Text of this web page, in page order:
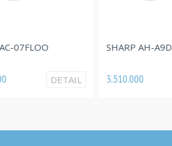
SHARP AH-A9DEY
3.510.000 DETAIL
MIDEA
5.707.000